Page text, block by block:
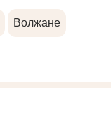
Волжане